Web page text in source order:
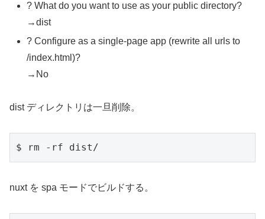
? What do you want to use as your public directory?
→dist
? Configure as a single-page app (rewrite all urls to
/index.html)?
→No
dist ディレクトリは一旦削除。
$ rm -rf dist/
nuxt を spa モードでビルドする。